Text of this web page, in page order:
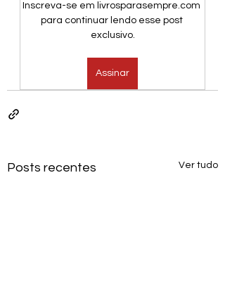
Inscreva-se em livrosparasempre.com
para continuar lendo esse post
exclusivo.
Assinar
Posts recentes Ver tudo